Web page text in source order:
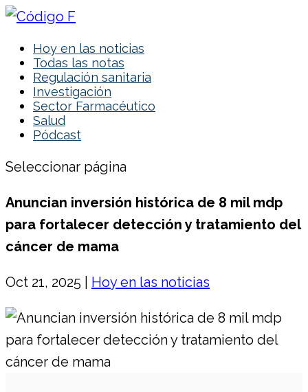
Hoy en las noticias
Todas las notas
Regulación sanitaria
Investigación
Sector Farmacéutico
Salud
Pódcast
Seleccionar página
Anuncian inversión histórica de 8 mil mdp
para fortalecer detección y tratamiento del
cáncer de mama
Oct 21, 2025 Hoy en las noticias